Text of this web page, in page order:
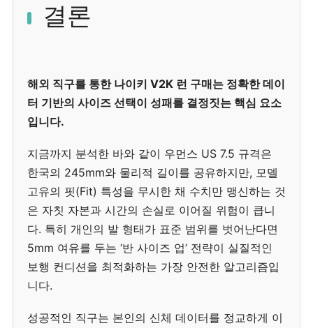
결론
해외 직구를 통한 나이키 V2K 런 구매는 정확한 데이
터 기반의 사이즈 선택이 성패를 결정짓는 핵심 요소
입니다.
지금까지 분석한 바와 같이 우먼스 US 7.5 규격은
한국의 245mm와 물리적 길이를 공유하지만, 모델
고유의 핏(Fit) 특성을 무시한 채 수치만 맹신하는 것
은 자칫 자본과 시간의 손실로 이어질 위험이 큽니
다. 특히 개인의 발 형태가 표준 범위를 벗어난다면
5mm 여유를 두는 ‘반 사이즈 업’ 전략이 실질적인
보행 컨디션을 최적화하는 가장 안전한 알고리즘입
니다.
성공적인 직구는 본인의 신체 데이터를 정교하게 이